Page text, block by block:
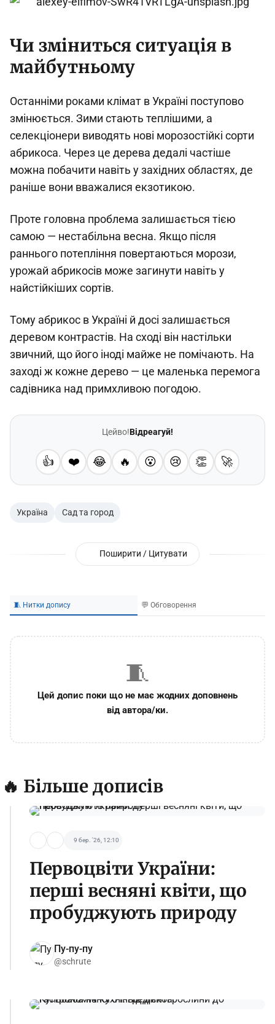
Чи зміниться ситуація в
майбутньому
Останніми роками клімат в Україні поступово
змінюється. Зими стають теплішими, а
селекціонери виводять нові морозостійкі сорти
абрикоса. Через це дерева дедалі частіше
можна побачити навіть у західних областях, де
раніше вони вважалися екзотикою.
Проте головна проблема залишається тією
самою — нестабільна весна. Якщо після
раннього потепління повертаються морози,
урожай абрикосів може загинути навіть у
найстійкіших сортів.
Тому абрикос в Україні й досі залишається
деревом контрастів. На сході він настільки
звичний, що його іноді майже не помічають. На
заході ж кожне дерево — це маленька перемога
садівника над примхливою погодою.
Цейво!Відреагуй!
👍 ❤️ 😂 🔥 😮 😢 👏 🚀
Україна Сад та город
Поширити / Цитувати
🧵 Нитки допису 💬 Обговорення
🧵
Цей допис поки що не має жодних доповнень
від автора/ки.
🔥 Більше дописів
9 бер. '26, 12:10
Первоцвіти України:
перші весняні квіти, що
пробуджують природу
Пу-пу-пу
@schrute